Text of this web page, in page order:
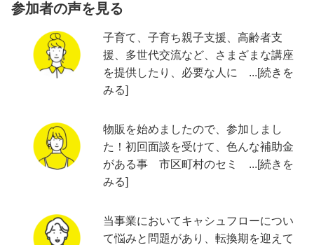
参加者の声を見る
子育て、子育ち親子支援、高齢者支
援、多世代交流など、さまざまな講座
を提供したり、必要な人に ...[続きを
みる]
物販を始めましたので、参加しまし
た！初回面談を受けて、色んな補助金
がある事 市区町村のセミ ...[続きを
みる]
当事業においてキャシュフローについ
て悩みと問題があり、転換期を迎えて